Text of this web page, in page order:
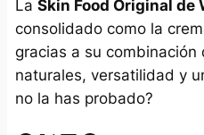
La Skin Food Original de
consolidado como la
gracias a su combinación
naturales, versatilidad y
no la has probado?